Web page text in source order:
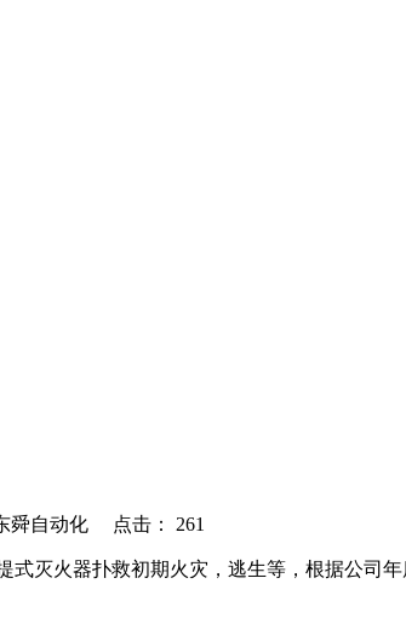
舜自动化 点击：
261
灭火器扑救初期火灾，逃生等，根据公司